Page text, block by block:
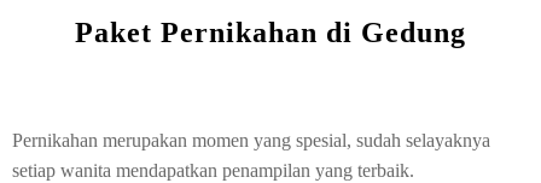
Paket Pernikahan di Gedung
Pernikahan merupakan momen yang spesial, sudah selayaknya
setiap wanita mendapatkan penampilan yang terbaik.